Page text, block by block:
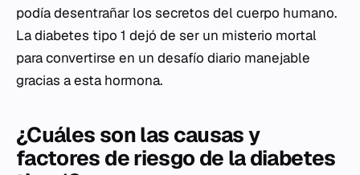
podía desentrañar los secretos del cuerpo humano.
La diabetes tipo 1 dejó de ser un misterio mortal
para convertirse en un desafío diario manejable
gracias a esta hormona.
¿Cuáles son las causas y
factores de riesgo de la diabetes